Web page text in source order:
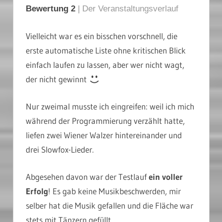
Bewertung 2 | Der Veranstaltungsverlauf
Vielleicht war es ein bisschen vorschnell, die
erste automatische Liste ohne kritischen Blick
einfach laufen zu lassen, aber wer nicht wagt,
der nicht gewinnt
Nur zweimal musste ich eingreifen: weil ich mich
während der Programmierung verzählt hatte,
liefen zwei Wiener Walzer hintereinander und
drei Slowfox-Lieder.
Abgesehen davon war der Testlaufein voller
Erfolg! Es gab keine Musikbeschwerden, mir
selber hat die Musik gefallen und die Fläche war
stets mit Tänzern gefüllt.